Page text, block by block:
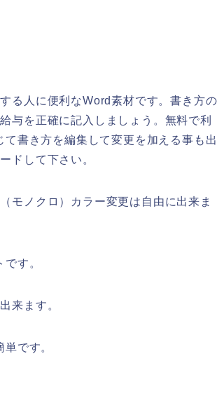
る人に便利なWord素材です。書き方の
与を正確に記入しましょう。無料で利
書き方を編集して変更を加える事も出
ドして下さい。
モノクロ）カラー変更は自由に出来ま
す。
来ます。
です。